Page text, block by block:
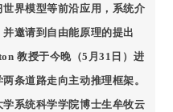
界模型等前沿应用，系统介
邀请到自由能原理的提出
教授于今晚（5月31日）进
条道路走向主动推理框架。
系统科学学院博士生牟牧云